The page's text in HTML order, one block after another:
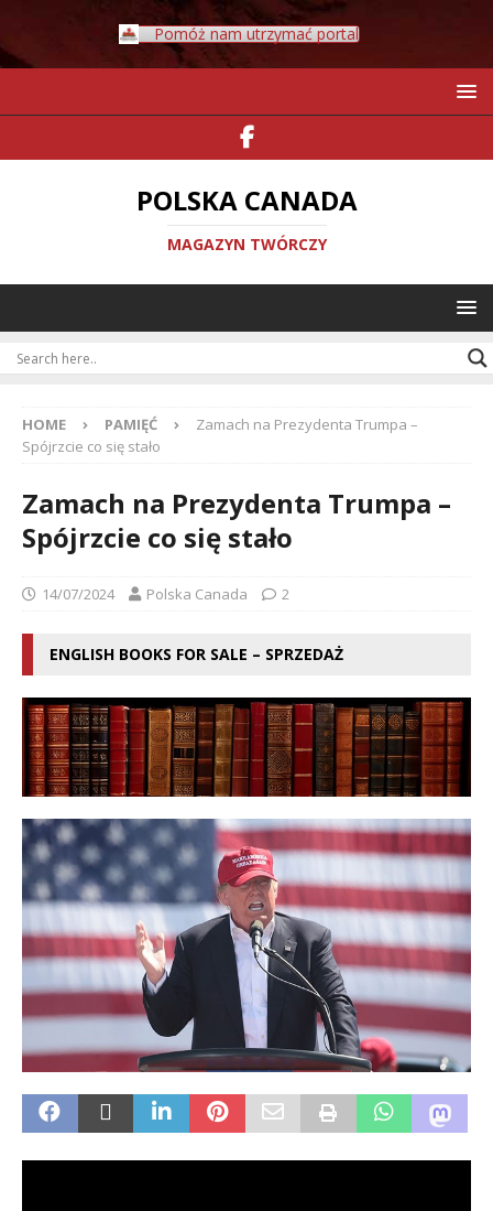
Pomóż nam utrzymać portal
POLSKA CANADA
MAGAZYN TWÓRCZY
HOME PAMIĘĆ
Zamach na Prezydenta Trumpa –
Spójrzcie co się stało
Zamach na Prezydenta Trumpa –
Spójrzcie co się stało
14/07/2024 Polska Canada 2
ENGLISH BOOKS FOR SALE – SPRZEDAŻ